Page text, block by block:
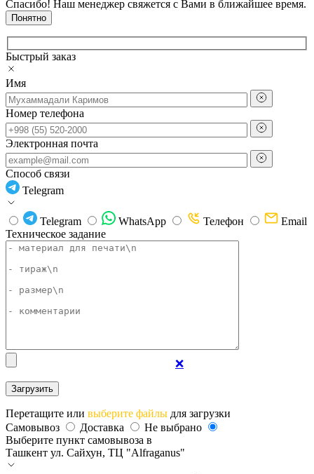
Спасибо! Наш менеджер свяжется с Вами в ближайшее время.
Понятно
Быстрый заказ
Имя
Номер телефона
Электронная почта
Способ связи
Telegram
Telegram WhatsApp Телефон
Email
Техническое задание
❌
Перетащите или выберите файлы для загрузки
Самовывоз
Доставка
Не выбрано
Выберите пункт самовывоза в
Ташкент ул. Сайхун, ТЦ "Alfraganus"